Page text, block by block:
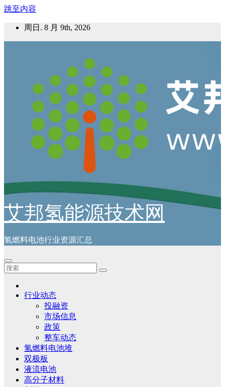
跳至内容
周日. 8 月 9th, 2026
艾邦氢能源技术网
氢燃料电池行业资源汇总
行业动态
投融资
市场信息
政策
整车动态
氢燃料电池堆
双极板
液流电池
高分子材料